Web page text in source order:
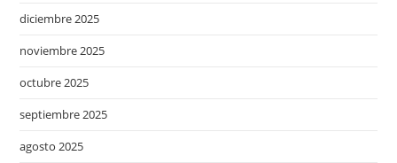
diciembre 2025
noviembre 2025
octubre 2025
septiembre 2025
agosto 2025